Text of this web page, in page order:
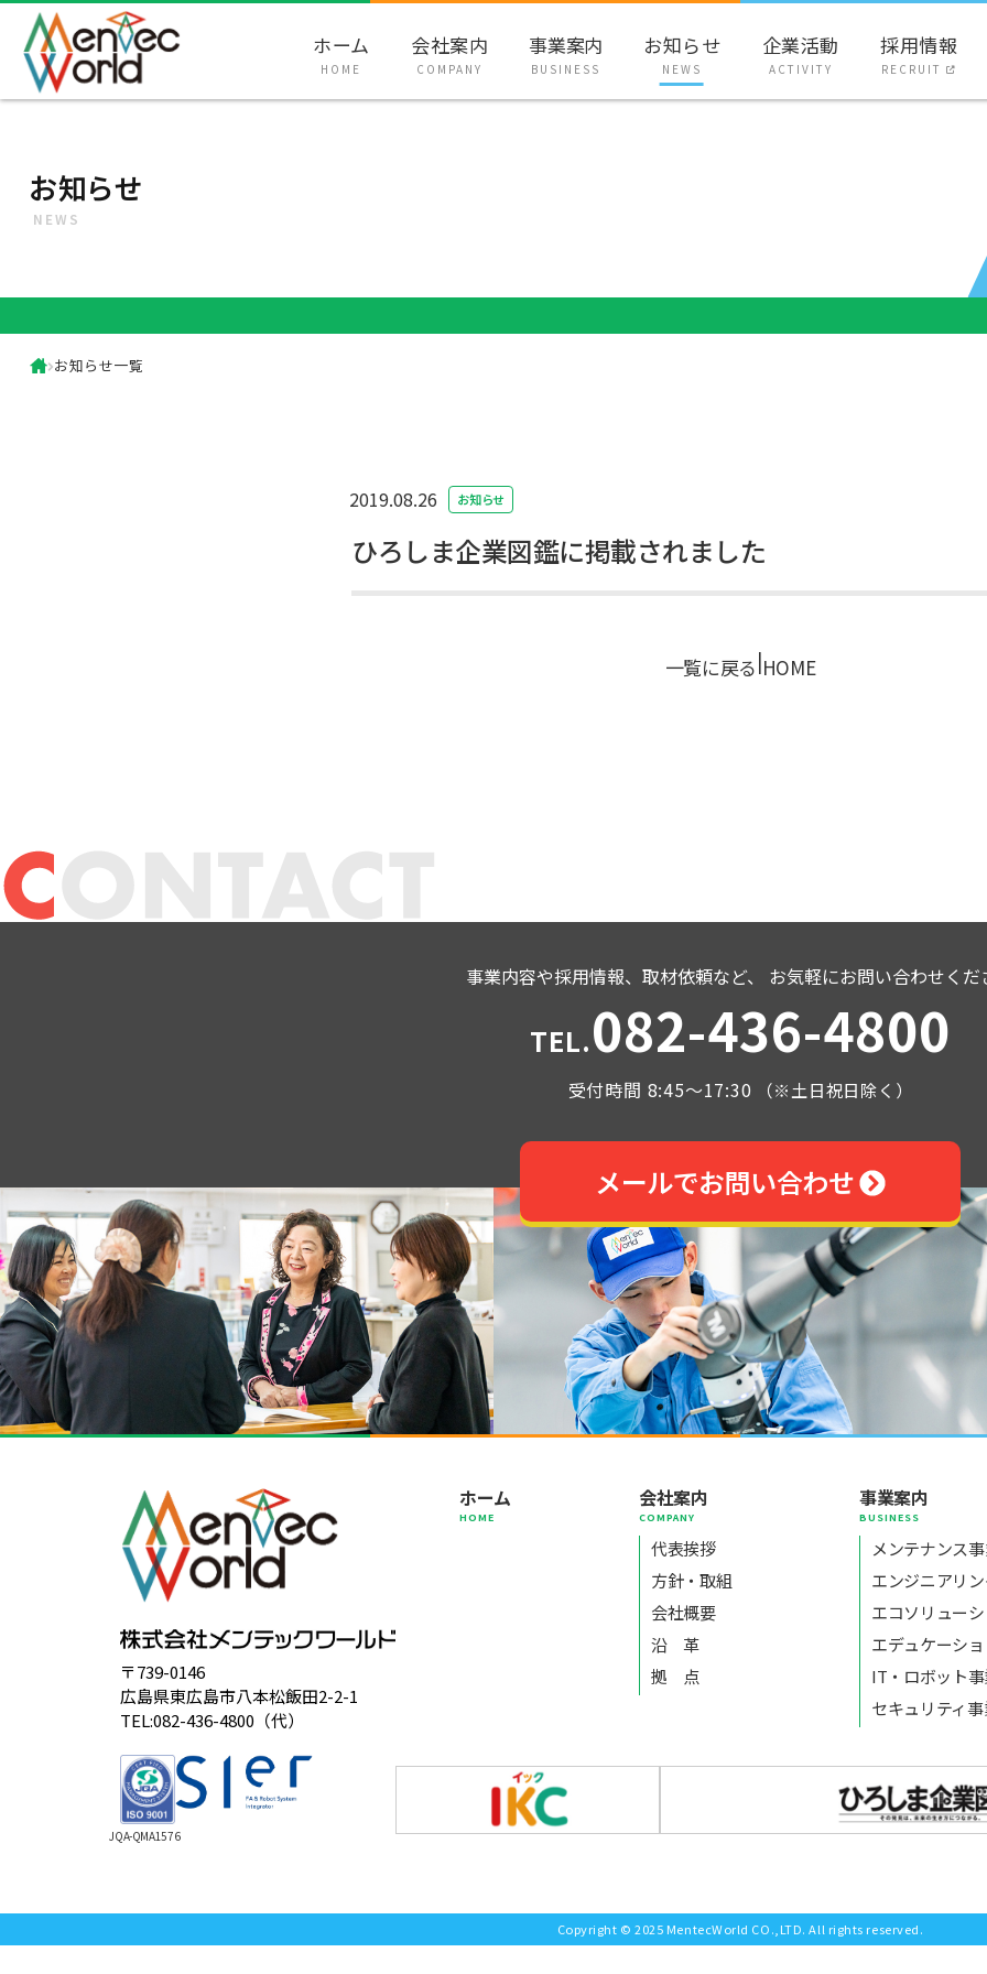
ホーム
HOME
会社案内
COMPANY
事業案内
BUSINESS
お知らせ
NEWS
企業活動
ACTIVITY
採用情報
RECRUIT
お知らせ
NEWS
お知らせ一覧
2019.08.26 お知らせ
ひろしま企業図鑑に掲載されました
一覧に戻る|HOME
事業内容や採用情報、取材依頼など、 お気軽にお問い合わせくだ
TEL.082-436-4800
受付時間 8:45～17:30 （※土日祝日除く）
メールでお問い合わせ
〒739-0146
広島県東広島市八本松飯田2-2-1
TEL:082-436-4800（代）
JQA-QMA1576
ホーム
HOME
会社案内
COMPANY
代表挨拶
方針・取組
会社概要
沿 革
拠 点
事業案内
BUSINESS
メンテナンス
エンジニアリ
エコソリュー
エデュケーシ
IT・ロボット
セキュリティ
Copyright © 2025 MentecWorld CO.,LTD. All rights reserved.